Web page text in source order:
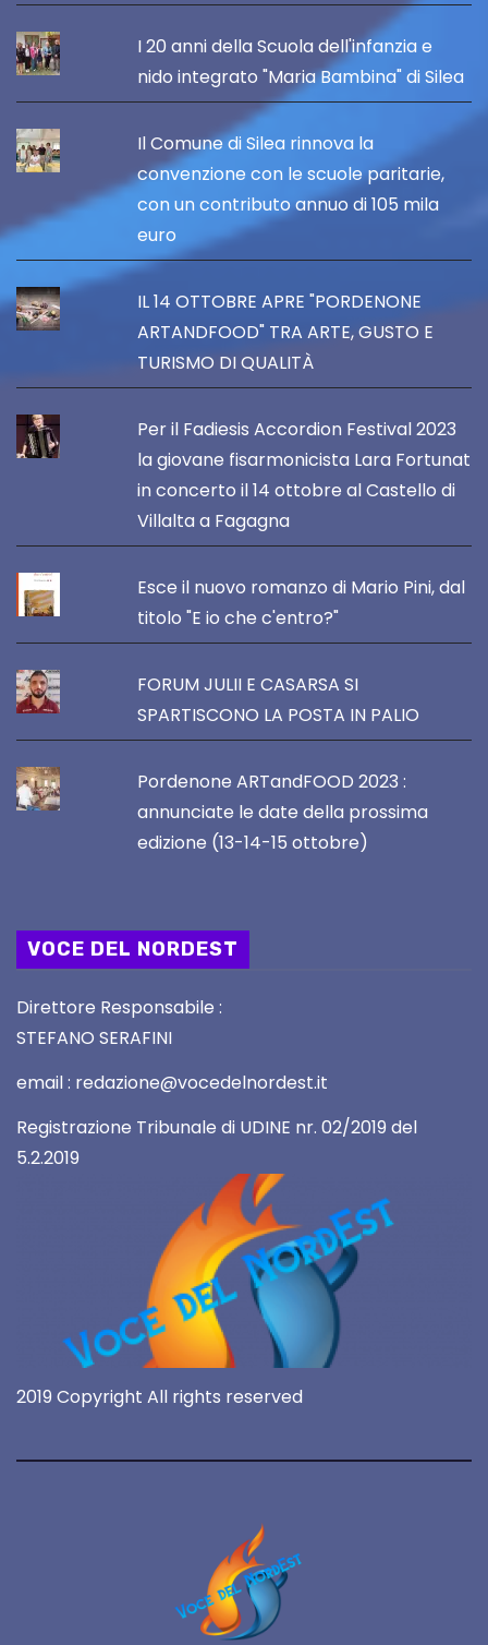
I 20 anni della Scuola dell'infanzia e
nido integrato "Maria Bambina" di Silea
Il Comune di Silea rinnova la
convenzione con le scuole paritarie,
con un contributo annuo di 105 mila
euro
IL 14 OTTOBRE APRE "PORDENONE
ARTANDFOOD" TRA ARTE, GUSTO E
TURISMO DI QUALITÀ
Per il Fadiesis Accordion Festival 2023
la giovane fisarmonicista Lara Fortunat
in concerto il 14 ottobre al Castello di
Villalta a Fagagna
Esce il nuovo romanzo di Mario Pini, dal
titolo "E io che c'entro?"
FORUM JULII E CASARSA SI
SPARTISCONO LA POSTA IN PALIO
Pordenone ARTandFOOD 2023 :
annunciate le date della prossima
edizione (13-14-15 ottobre)
VOCE DEL NORDEST
Direttore Responsabile :
STEFANO SERAFINI
email : redazione@vocedelnordest.it
Registrazione Tribunale di UDINE nr. 02/2019 del
5.2.2019
2019 Copyright All rights reserved